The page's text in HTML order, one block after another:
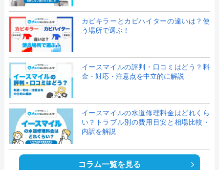
カビキラーとカビハイターの違いは？使
う場所で選ぶ！
イースマイルの評判・口コミはどう？料
金・対応・注意点を中立的に解説
イースマイルの水道修理料金はどれくら
い？トラブル別の費用目安と相場比較・
内訳を解説
コラム一覧を見る